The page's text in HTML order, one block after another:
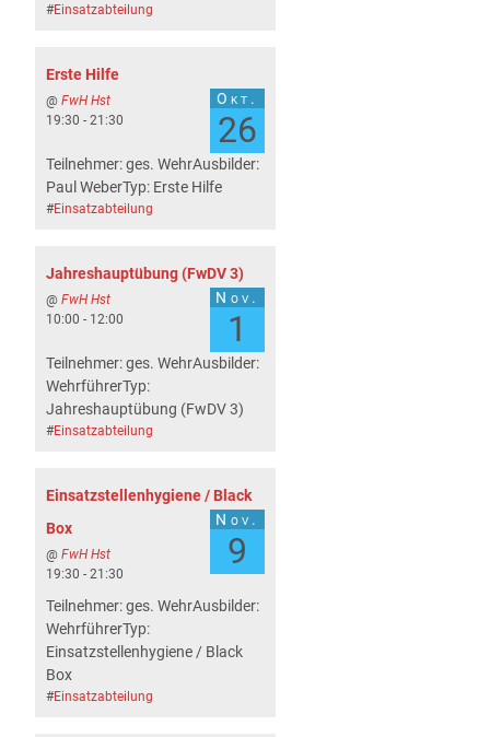
#Einsatzabteilung
Okt.
26
Erste Hilfe
@FwH Hst
19:30 - 21:30
Teilnehmer: ges. WehrAusbilder:
Paul WeberTyp: Erste Hilfe
#Einsatzabteilung
Nov.
1
Jahreshauptübung (FwDV 3)
@FwH Hst
10:00 - 12:00
Teilnehmer: ges. WehrAusbilder:
WehrführerTyp:
Jahreshauptübung (FwDV 3)
#Einsatzabteilung
Nov.
9
Einsatzstellenhygiene / Black
Box
@FwH Hst
19:30 - 21:30
Teilnehmer: ges. WehrAusbilder:
WehrführerTyp:
Einsatzstellenhygiene / Black
Box
#Einsatzabteilung